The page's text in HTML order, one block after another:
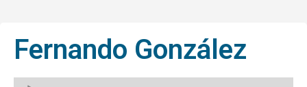
Fernando González